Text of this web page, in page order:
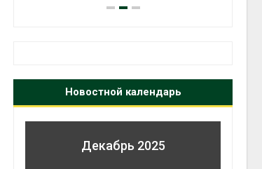
Новостной календарь
Декабрь 2025